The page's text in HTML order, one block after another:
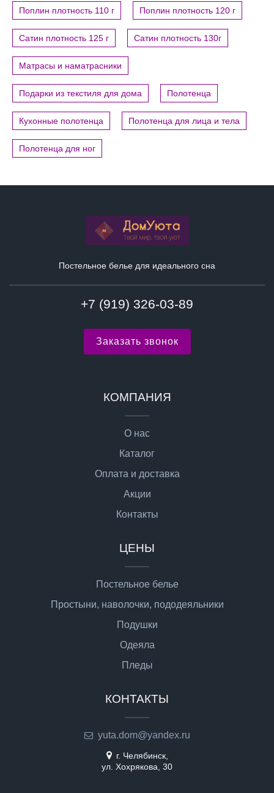
Поплин плотность 110 г Поплин плотность 120 г
Сатин плотность 125 г Сатин плотность 130г
Матрасы и наматрасники
Подарки из текстиля для дома Полотенца
Кухонные полотенца Полотенца для лица и тела
Полотенца для ног
Постельное белье для идеального сна
+7 (919) 326-03-89
Заказать звонок
КОМПАНИЯ
О нас
Каталог
Оплата и доставка
Акции
Контакты
ЦЕНЫ
Постельное белье
Простыни, наволочки, пододеяльники
Подушки
Одеяла
Пледы
КОНТАКТЫ
yuta.dom@yandex.ru
г. Челябинск,
ул. Хохрякова, 30